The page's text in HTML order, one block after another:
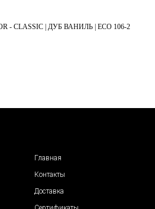
- CLASSIC | ДУБ ВАНИЛЬ | ECO 106-2
Главная
Контакты
Доставка